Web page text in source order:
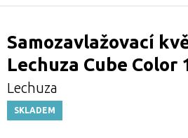
Samozavlažovací
Lechuza Cube Color
Lechuza
SKLADEM